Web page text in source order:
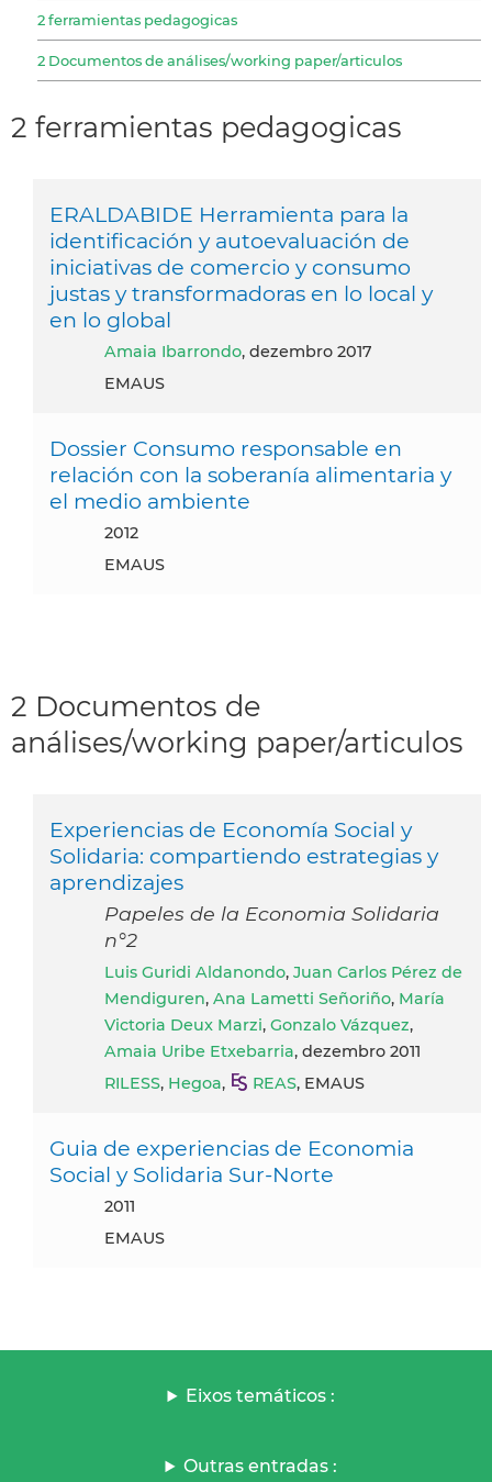
2 ferramientas pedagogicas
2 Documentos de análises/working paper/articulos
2 ferramientas pedagogicas
ERALDABIDE Herramienta para la
identificación y autoevaluación de
iniciativas de comercio y consumo
justas y transformadoras en lo local y
en lo global
Amaia Ibarrondo, dezembro 2017
EMAUS
Dossier Consumo responsable en
relación con la soberanía alimentaria y
el medio ambiente
2012
EMAUS
2 Documentos de
análises/working paper/articulos
Experiencias de Economía Social y
Solidaria: compartiendo estrategias y
aprendizajes
Papeles de la Economia Solidaria
n°2
Luis Guridi Aldanondo, Juan Carlos Pérez de
Mendiguren, Ana Lametti Señoriño, María
Victoria Deux Marzi, Gonzalo Vázquez,
Amaia Uribe Etxebarria, dezembro 2011
RILESS, Hegoa, REAS, EMAUS
Guia de experiencias de Economia
Social y Solidaria Sur-Norte
2011
EMAUS
Eixos temáticos :
Outras entradas :